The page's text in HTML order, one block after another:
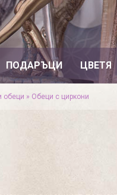
ПОДАРЪЦИ ЦВЕТЯ
обеци » Обеци с циркони